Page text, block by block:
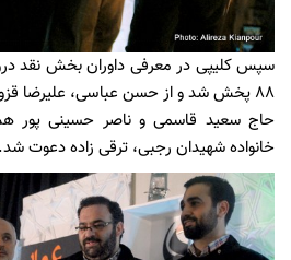
سپس کلیپی در معرفی داوران بخش نقد
88 پخش شد و از حسن عباسی، علیرضا
حاج سعید قاسمی و ناصر حسینی پور هم
خانواده شهیدان رجبی، ترقی زاده دعوت شد.